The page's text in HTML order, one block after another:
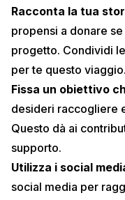
Racconta la tua
propensi a donare
progetto. Condividi
per te questo viaggio.
Fissa un obiettivo
desideri raccogliere
Questo dà ai
supporto.
Utilizza i social
social media per